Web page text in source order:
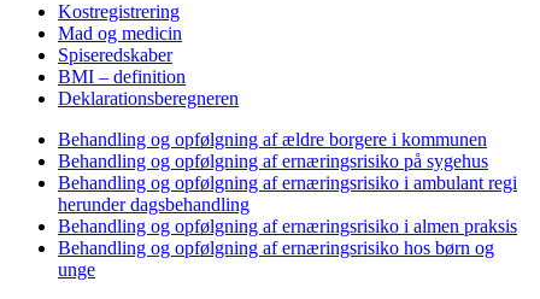
Kostregistrering
Mad og medicin
Spiseredskaber
BMI – definition
Deklarationsberegneren
Behandling og opfølgning af ældre borgere i kommunen
Behandling og opfølgning af ernæringsrisiko på sygehus
Behandling og opfølgning af ernæringsrisiko i ambulant regi
herunder dagsbehandling
Behandling og opfølgning af ernæringsrisiko i almen praksis
Behandling og opfølgning af ernæringsrisiko hos børn og
unge